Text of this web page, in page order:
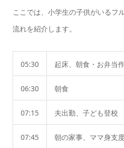
ここでは、小学生の子供がいるフ
流れを紹介します。
05:30 起床、朝食・お弁当
06:30 朝食
07:15 夫出勤、子ども登校
07:45 朝の家事、ママ身支